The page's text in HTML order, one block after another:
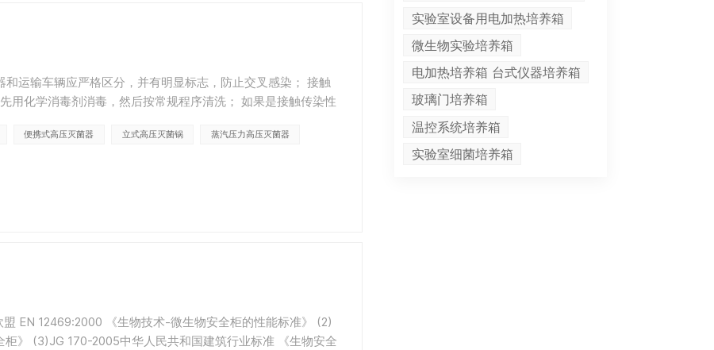
实验室设备用电加热培养箱
微生物实验培养箱
电加热培养箱 台式仪器培养箱
玻璃门培养箱
温控系统培养箱
实验室细菌培养箱
运输车辆应严格区分，并有明显标志，防止交叉感染； 接触
用化学消毒剂消毒，然后按常规程序清洗； 如果是接触传染性
便携式高压灭菌器 立式高压灭菌锅 蒸汽压力高压灭菌器
EN 12469:2000 《生物技术-微生物安全柜的性能标准》 (2)
》 (3)JG 170-2005中华人民共和国建筑行业标准 《生物安全